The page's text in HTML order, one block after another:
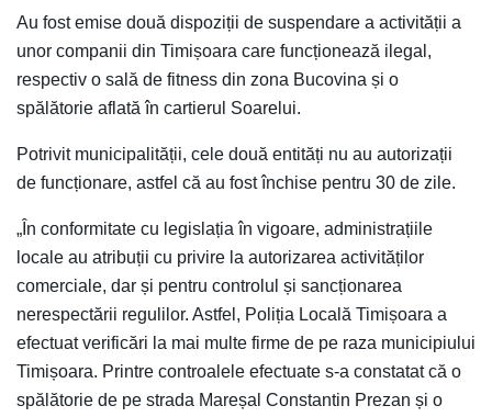
Au fost emise două dispoziții de suspendare a activității a
unor companii din Timișoara care funcționează ilegal,
respectiv o sală de fitness din zona Bucovina și o
spălătorie aflată în cartierul Soarelui.
Potrivit municipalității, cele două entități nu au autorizații
de funcționare, astfel că au fost închise pentru 30 de zile.
„În conformitate cu legislația în vigoare, administrațiile
locale au atribuții cu privire la autorizarea activităților
comerciale, dar și pentru controlul și sancționarea
nerespectării regulilor. Astfel, Poliția Locală Timișoara a
efectuat verificări la mai multe firme de pe raza municipiului
Timișoara. Printre controalele efectuate s-a constatat că o
spălătorie de pe strada Mareșal Constantin Prezan și o